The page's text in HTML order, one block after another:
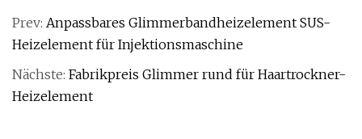
Prev: Anpassbares Glimmerbandheizelement SUS-
Heizelement für Injektionsmaschine
Nächste: Fabrikpreis Glimmer rund für Haartrockner-
Heizelement